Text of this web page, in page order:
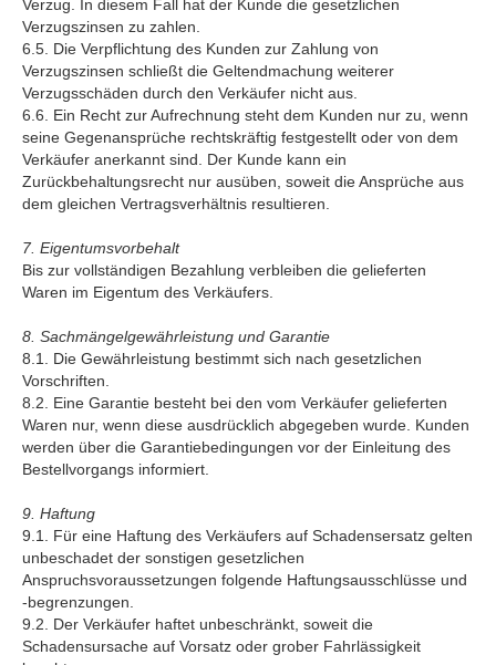
Verzug. In diesem Fall hat der Kunde die gesetzlichen
Verzugszinsen zu zahlen.
6.5. Die Verpflichtung des Kunden zur Zahlung von
Verzugszinsen schließt die Geltendmachung weiterer
Verzugsschäden durch den Verkäufer nicht aus.
6.6. Ein Recht zur Aufrechnung steht dem Kunden nur zu, wenn
seine Gegenansprüche rechtskräftig festgestellt oder von dem
Verkäufer anerkannt sind. Der Kunde kann ein
Zurückbehaltungsrecht nur ausüben, soweit die Ansprüche aus
dem gleichen Vertragsverhältnis resultieren.
7. Eigentumsvorbehalt
Bis zur vollständigen Bezahlung verbleiben die gelieferten
Waren im Eigentum des Verkäufers.
8. Sachmängelgewährleistung und Garantie
8.1. Die Gewährleistung bestimmt sich nach gesetzlichen
Vorschriften.
8.2. Eine Garantie besteht bei den vom Verkäufer gelieferten
Waren nur, wenn diese ausdrücklich abgegeben wurde. Kunden
werden über die Garantiebedingungen vor der Einleitung des
Bestellvorgangs informiert.
9. Haftung
9.1. Für eine Haftung des Verkäufers auf Schadensersatz gelten
unbeschadet der sonstigen gesetzlichen
Anspruchsvoraussetzungen folgende Haftungsausschlüsse und
-begrenzungen.
9.2. Der Verkäufer haftet unbeschränkt, soweit die
Schadensursache auf Vorsatz oder grober Fahrlässigkeit